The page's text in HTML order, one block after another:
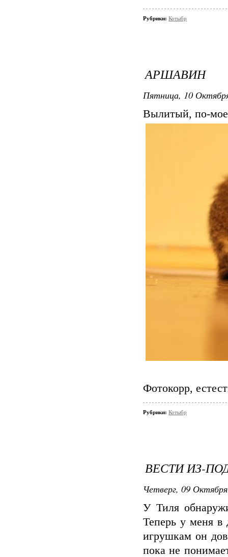
Рубрики: Котыбр
АРШАВИН
Пятница, 10
Вылитый, по-
Фотокорр,
Рубрики: Котыбр
ВЕСТИ ИЗ-
Четверг, 09
У Тиля
Теперь у меня в
игрушкам он
пока не